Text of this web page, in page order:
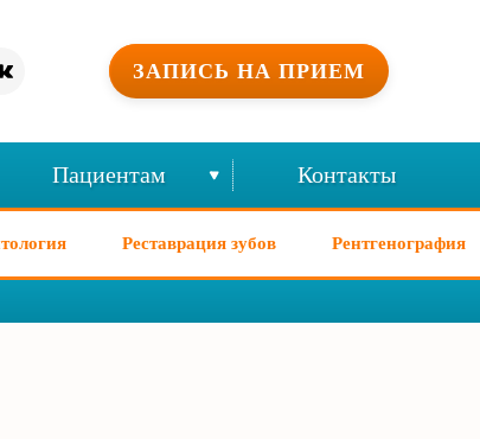
ЗАПИСЬ НА ПРИЕМ
Пациентам Контакты
Реставрация зубов Рентгенография